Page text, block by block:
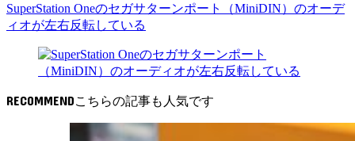
SuperStation Oneのセガサターンポート（MiniDIN）のオーデ
ィオが左右反転している
RECOMMEND